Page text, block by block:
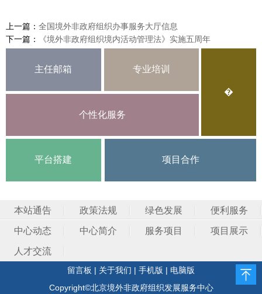
上一篇： 全国境外非政府组织办事服务大厅信息
下一篇：
《境外非政府组织境内活动管理法》实施五周年
�
主任邮箱 专业培训
个性化服务
平台搭建 项目合作
本站通告 政策法规 绿色发展 便利服务
中心动态 中心简介 服务项目 项目展示
人才交流
留言板 | 关于我们 | 手机版 | 电脑版
Copyright©北京境外非政府组织发展服务中心